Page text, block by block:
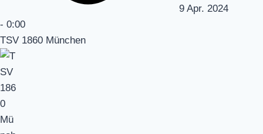
9 Apr. 2024
- 0:00
TSV 1860 München